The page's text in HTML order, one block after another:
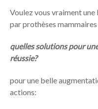
Voulez vous vraiment
par prothèses mammaires
quelles solutions pour
réussie?
pour une belle
actions: